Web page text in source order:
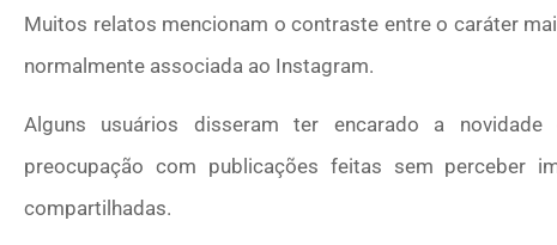
Muitos relatos mencionam o contraste entre o caráter
normalmente associada ao Instagram.
Alguns usuários disseram ter encarado a
preocupação com publicações feitas sem perceber
compartilhadas.